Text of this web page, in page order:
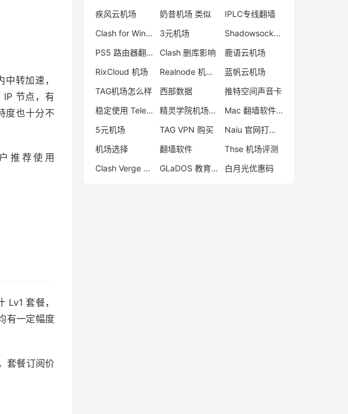
转加速，
节点，有
度也十分不
推荐使用
套餐，
有一定幅度
套餐订阅价
疾风云机场
奶昔机场 类似
IPLC专线翻墙
Clash for Windows 替代
3元机场
Shadowsocks 机场
PS5 路由器翻墙
Clash 删库影响
鹿语云机场
RixCloud 机场
Realnode 机场评测
蓝帆云机场
TAG机场怎么样
西部数据
推特空间声音卡
稳定使用 Telegram 方法
精灵学院机场评测
Mac 翻墙软件下载
5元机场
TAG VPN 购买
Naiu 官网打不开
机场选择
翻墙软件
Thse 机场评测
Clash Verge 怎么样
GLaDOS 教育优惠 白月光优惠码